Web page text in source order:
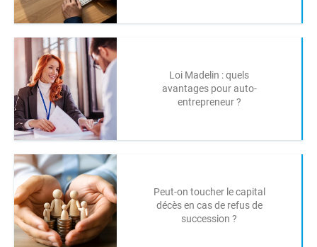
Loi Madelin : quels
avantages pour auto-
entrepreneur ?
Peut-on toucher le capital
décès en cas de refus de
succession ?